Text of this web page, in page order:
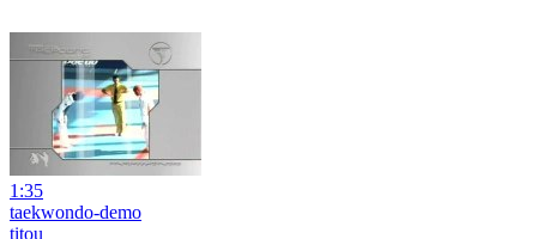
1:35
taekwondo-demo
titou